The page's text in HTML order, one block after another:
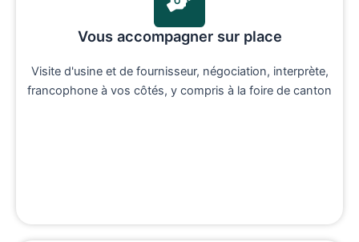
Vous accompagner sur place
Visite d'usine et de fournisseur, négociation, interprète,
francophone à vos côtés, y compris à la foire de canton